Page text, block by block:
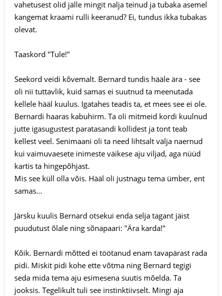
vahetusest olid jälle mingit nalja teinud ja tubaka asemel
kangemat kraami rulli keeranud? Ei, tundus ikka tubakas
olevat.
Taaskord "Tule!"
Seekord veidi kõvemalt. Bernard tundis hääle ära - see
oli nii tuttavlik, kuid samas ei suutnud ta meenutada
kellele hääl kuulus. Igatahes teadis ta, et mees see ei ole.
Bernardi haaras kabuhirm. Ta oli mitmeid kordi kuulnud
jutte igasugustest paratasandi kollidest ja tont teab
kellest veel. Senimaani oli ta need lihtsalt välja naernud
kui vaimuvaesete inimeste väikese aju viljad, aga nüüd
kartis ta hingepõhjast.
Mis see küll olla võis. Hääl oli justnagu tema ümber, ent
samas...
Järsku kuulis Bernard otsekui enda selja tagant jäist
puudutust õlale ning sõnapaari: "Ära karda!"
Kõik. Bernardi mõtted ei töötanud enam tavapärast rada
pidi. Miskit pidi kohe ette võtma ning Bernard tegigi
seda mida tema aju esimesena suutis mõelda. Ta
jooksis. Tegelikult tuli see instinktiivselt. Mingi aja